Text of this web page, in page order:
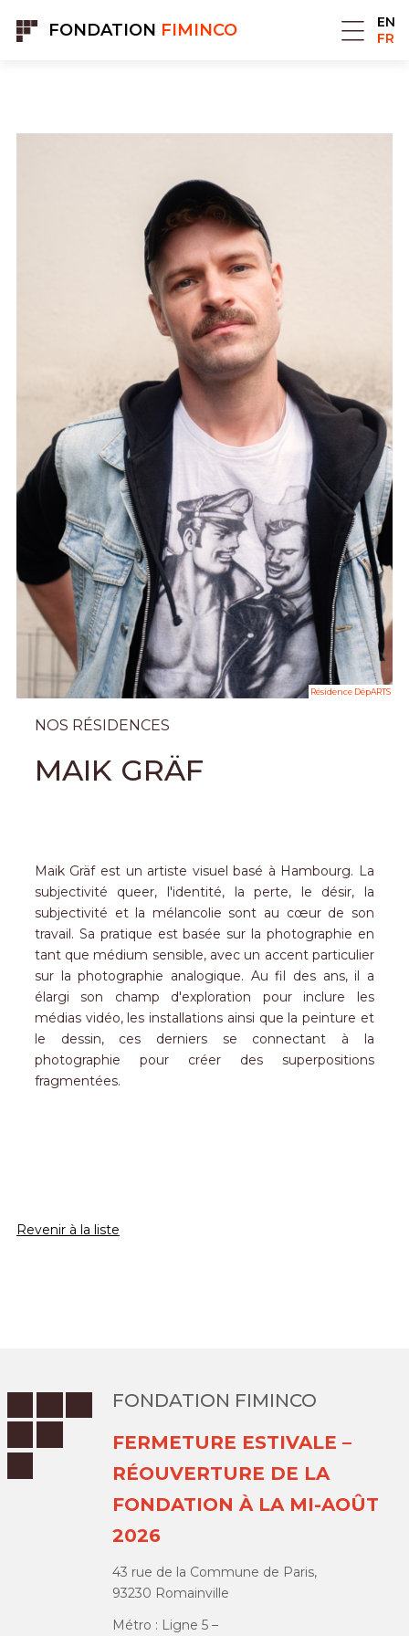
FONDATION FIMINCO
EN
FR
Résidence DépARTS
NOS RÉSIDENCES
MAIK GRÄF
Maik Gräf est un artiste visuel basé à Hambourg. La
subjectivité queer, l'identité, la perte, le désir, la
subjectivité et la mélancolie sont au cœur de son
travail. Sa pratique est basée sur la photographie en
tant que médium sensible, avec un accent particulier
sur la photographie analogique. Au fil des ans, il a
élargi son champ d'exploration pour inclure les
médias vidéo, les installations ainsi que la peinture et
le dessin, ces derniers se connectant à la
photographie pour créer des superpositions
fragmentées.
Revenir à la liste
FONDATION FIMINCO
FERMETURE ESTIVALE –
RÉOUVERTURE DE LA
FONDATION À LA MI-AOÛT
2026
43 rue de la Commune de Paris,
93230 Romainville
Métro : Ligne 5 –